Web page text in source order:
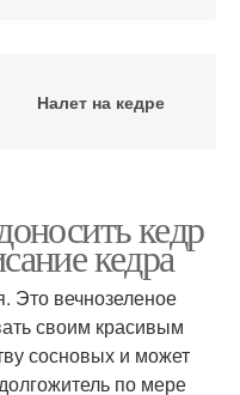
Налет на кедре
кедр
кедра
Это вечнозеленое
своим красивым
сосновых и может
по мере